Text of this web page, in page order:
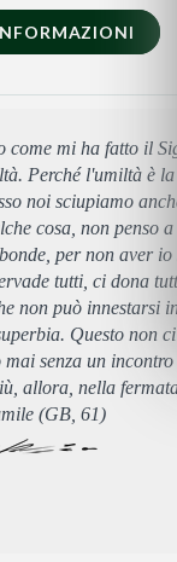
come mi ha fatto il
Perché l'umiltà è
noi sciupiamo
cosa, non penso
per non aver
tutti, ci dona
non può innestarsi
Questo non
senza un
allora, nella
(GB, 61)